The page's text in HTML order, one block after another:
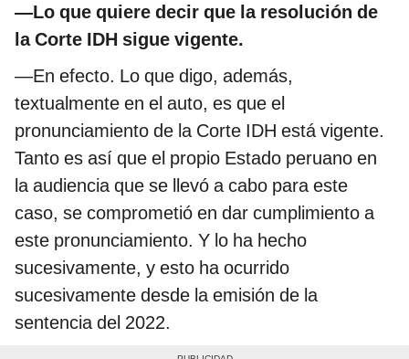
—Lo que quiere decir que la resolución de
la Corte IDH sigue vigente.
—En efecto. Lo que digo, además,
textualmente en el auto, es que el
pronunciamiento de la Corte IDH está vigente.
Tanto es así que el propio Estado peruano en
la audiencia que se llevó a cabo para este
caso, se comprometió en dar cumplimiento a
este pronunciamiento. Y lo ha hecho
sucesivamente, y esto ha ocurrido
sucesivamente desde la emisión de la
sentencia del 2022.